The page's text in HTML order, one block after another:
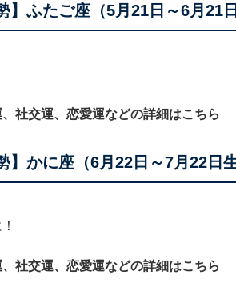
】ふたご座（5月21日～6月21
社交運、恋愛運などの詳細はこちら
】かに座（6月22日～7月22日生
社交運、恋愛運などの詳細はこちら